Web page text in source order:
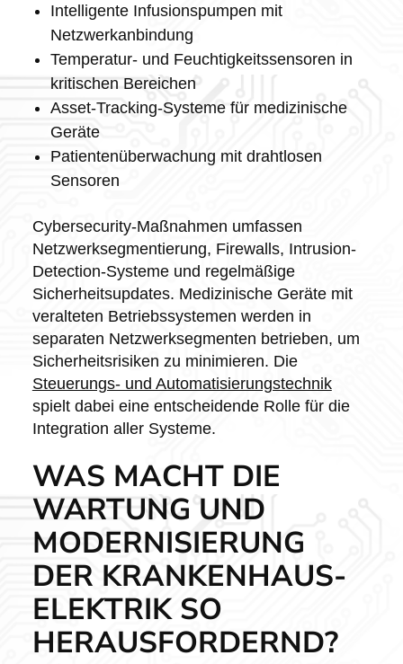
Intelligente Infusionspumpen mit
Netzwerkanbindung
Temperatur- und Feuchtigkeitssensoren in
kritischen Bereichen
Asset-Tracking-Systeme für medizinische
Geräte
Patientenüberwachung mit drahtlosen
Sensoren
Cybersecurity-Maßnahmen umfassen
Netzwerksegmentierung, Firewalls, Intrusion-
Detection-Systeme und regelmäßige
Sicherheitsupdates. Medizinische Geräte mit
veralteten Betriebssystemen werden in
separaten Netzwerksegmenten betrieben, um
Sicherheitsrisiken zu minimieren. Die
Steuerungs- und Automatisierungstechnik
spielt dabei eine entscheidende Rolle für die
Integration aller Systeme.
WAS MACHT DIE
WARTUNG UND
MODERNISIERUNG
DER KRANKENHAUS-
ELEKTRIK SO
HERAUSFORDERND?